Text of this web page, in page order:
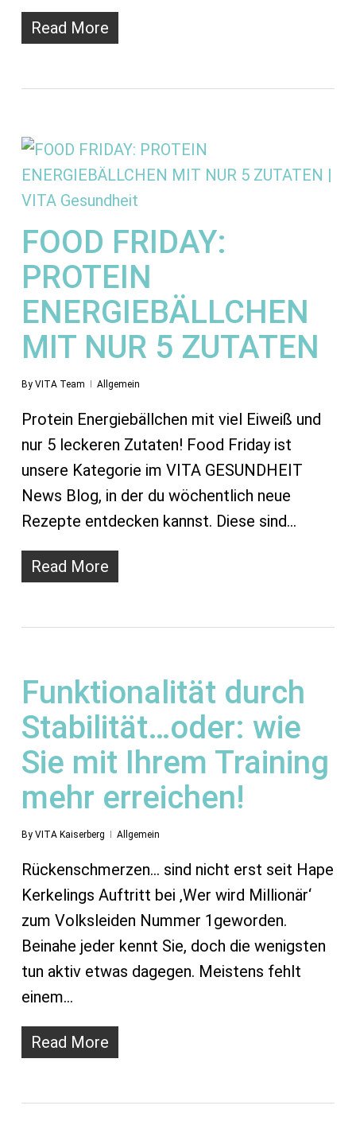
Read More
FOOD FRIDAY:
PROTEIN
ENERGIEBÄLLCHEN
MIT NUR 5 ZUTATEN
By VITA Team Allgemein
Protein Energiebällchen mit viel Eiweiß und
nur 5 leckeren Zutaten! Food Friday ist
unsere Kategorie im VITA GESUNDHEIT
News Blog, in der du wöchentlich neue
Rezepte entdecken kannst. Diese sind…
Read More
Funktionalität durch
Stabilität…oder: wie
Sie mit Ihrem Training
mehr erreichen!
By VITA Kaiserberg Allgemein
Rückenschmerzen... sind nicht erst seit Hape
Kerkelings Auftritt bei ‚Wer wird Millionär‘
zum Volksleiden Nummer 1geworden.
Beinahe jeder kennt Sie, doch die wenigsten
tun aktiv etwas dagegen. Meistens fehlt
einem…
Read More